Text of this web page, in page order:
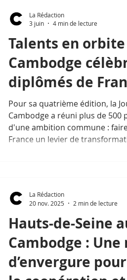
Talents en
Cambodge
diplômés de
Pour sa quatrième édition, la
Cambodge a réuni plus de
d'une ambition commune :
France un levier de
La Rédaction
3 juin
4 min de lecture
Hauts-de-Seine
Cambodge :
d’envergure
La Rédaction
20 nov. 2025
2 min de lecture